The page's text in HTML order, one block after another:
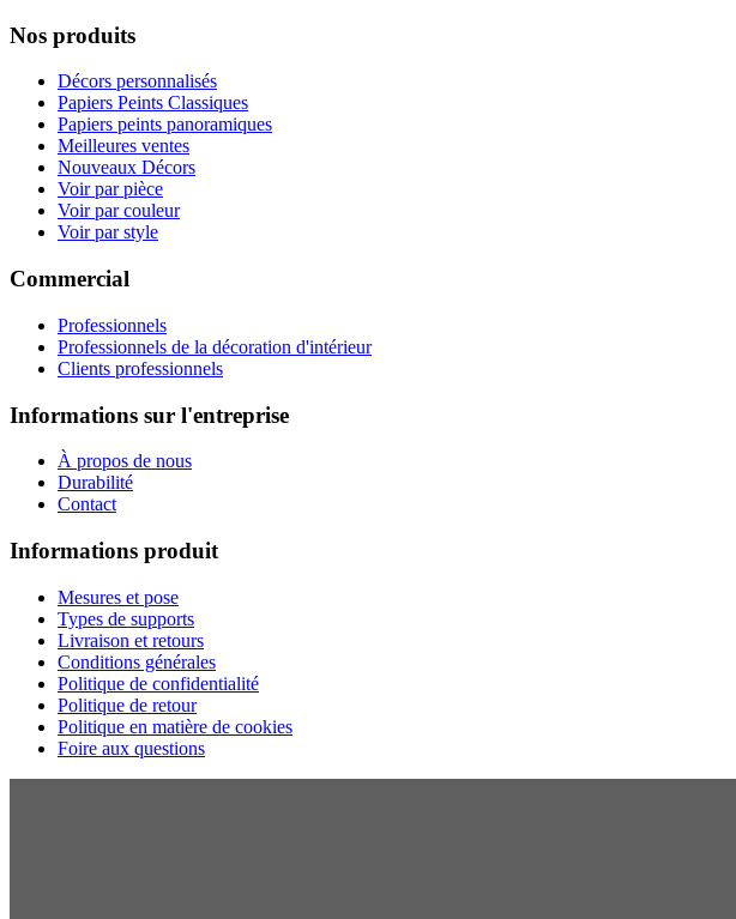
Nos produits
Décors personnalisés
Papiers Peints Classiques
Papiers peints panoramiques
Meilleures ventes
Nouveaux Décors
Voir par pièce
Voir par couleur
Voir par style
Commercial
Professionnels
Professionnels de la décoration d'intérieur
Clients professionnels
Informations sur l'entreprise
À propos de nous
Durabilité
Contact
Informations produit
Mesures et pose
Types de supports
Livraison et retours
Conditions générales
Politique de confidentialité
Politique de retour
Politique en matière de cookies
Foire aux questions